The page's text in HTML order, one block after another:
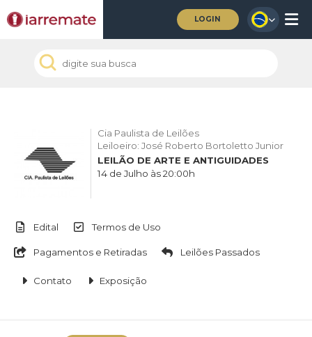
LOGIN
Cia Paulista de Leilões
Leiloeiro: José Roberto Bortoletto Junior
LEILÃO DE ARTE E ANTIGUIDADES
14 de Julho às 20:00h
Edital Termos de Uso
Pagamentos e Retiradas Leilões Passados
Contato Exposição